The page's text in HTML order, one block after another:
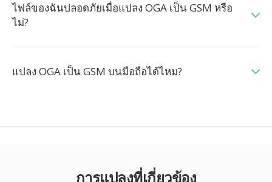
ไฟล์ของฉันปลอดภัยเมื่อแปลง OGA เป็น GSM หรือ
ไม่?
แปลง OGA เป็น GSM บนมือถือได้ไหม?
การแปลงที่เกี่ยวข้อง